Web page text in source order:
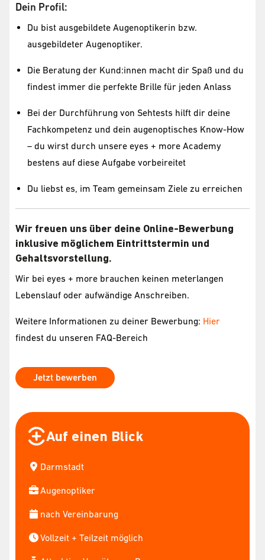
Dein Profil:
Du bist ausgebildete Augenoptikerin bzw.
ausgebildeter Augenoptiker.
Die Beratung der Kund:innen macht dir Spaß und du
findest immer die perfekte Brille für jeden Anlass
Bei der Durchführung von Sehtests hilft dir deine
Fachkompetenz und dein augenoptisches Know-How
– du wirst durch unsere eyes + more Academy
bestens auf diese Aufgabe vorbeireitet
Du liebst es, im Team gemeinsam Ziele zu erreichen
Wir freuen uns über deine Online-Bewerbung
inklusive möglichem Eintrittstermin und
Gehaltsvorstellung.
Wir bei eyes + more brauchen keinen meterlangen
Lebenslauf oder aufwändige Anschreiben.
Weitere Informationen zu deiner Bewerbung: Hier
findest du unseren FAQ-Bereich
Jetzt bewerben
Auf einen Blick
Darmstadt
Augenoptiker
nach Vereinbarung
Vollzeit + Teilzeit möglich